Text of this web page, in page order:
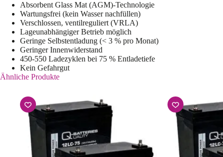
Absorbent Glass Mat (AGM)-Technologie
Wartungsfrei (kein Wasser nachfüllen)
Verschlossen, ventilreguliert (VRLA)
Lageunabhängiger Betrieb möglich
Geringe Selbstentladung (< 3 % pro Monat)
Geringer Innenwiderstand
450-550 Ladezyklen bei 75 % Entladetiefe
Kein Gefahrgut
Ähnliche Produkte